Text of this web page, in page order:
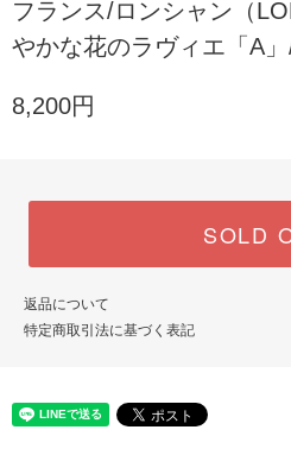
フランス/ロンシャン（
やかな花のラヴィエ「A
8,200円
SOLD
返品について
特定商取引法に基づく表記